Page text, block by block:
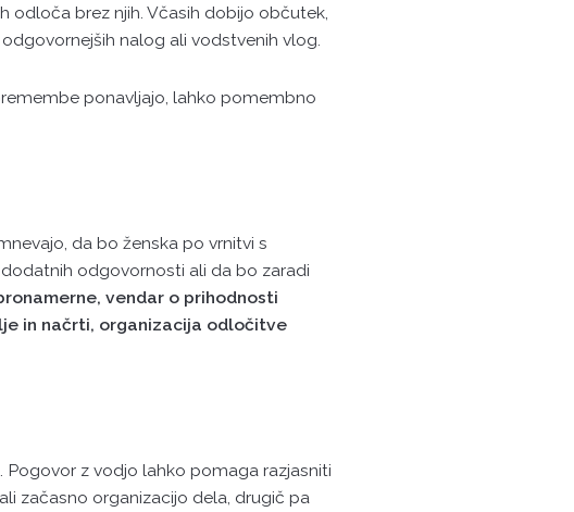
odloča brez njih. Včasih dobijo občutek,
nalog ali vodstvenih vlog.
ponavljajo, lahko pomembno
da bo ženska po vrnitvi s
odgovornosti ali da bo zaradi
vendar o prihodnosti
in načrti, organizacija odločitve
z vodjo lahko pomaga razjasniti
začasno organizacijo dela, drugič pa